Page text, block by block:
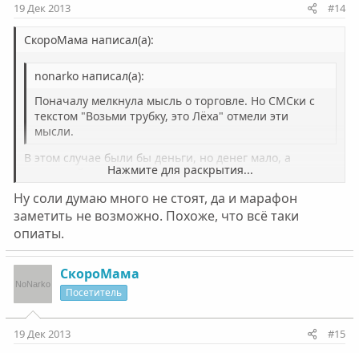
19 Дек 2013 #14
СкороМама написал(а):
nonarko написал(а):
Поначалу мелкнула мысль о торговле. Но СМСки с
текстом "Возьми трубку, это Лёха" отмели эти
мысли.
Нажмите для раскрытия...
В этом случае были бы деньги, но денег мало, а
последний месяц совсем мало.
Нажмите для раскрытия...
Ну соли думаю много не стоят, да и марафон
заметить не возможно. Похоже, что всё таки
опиаты.
СкороМама
Посетитель
19 Дек 2013 #15